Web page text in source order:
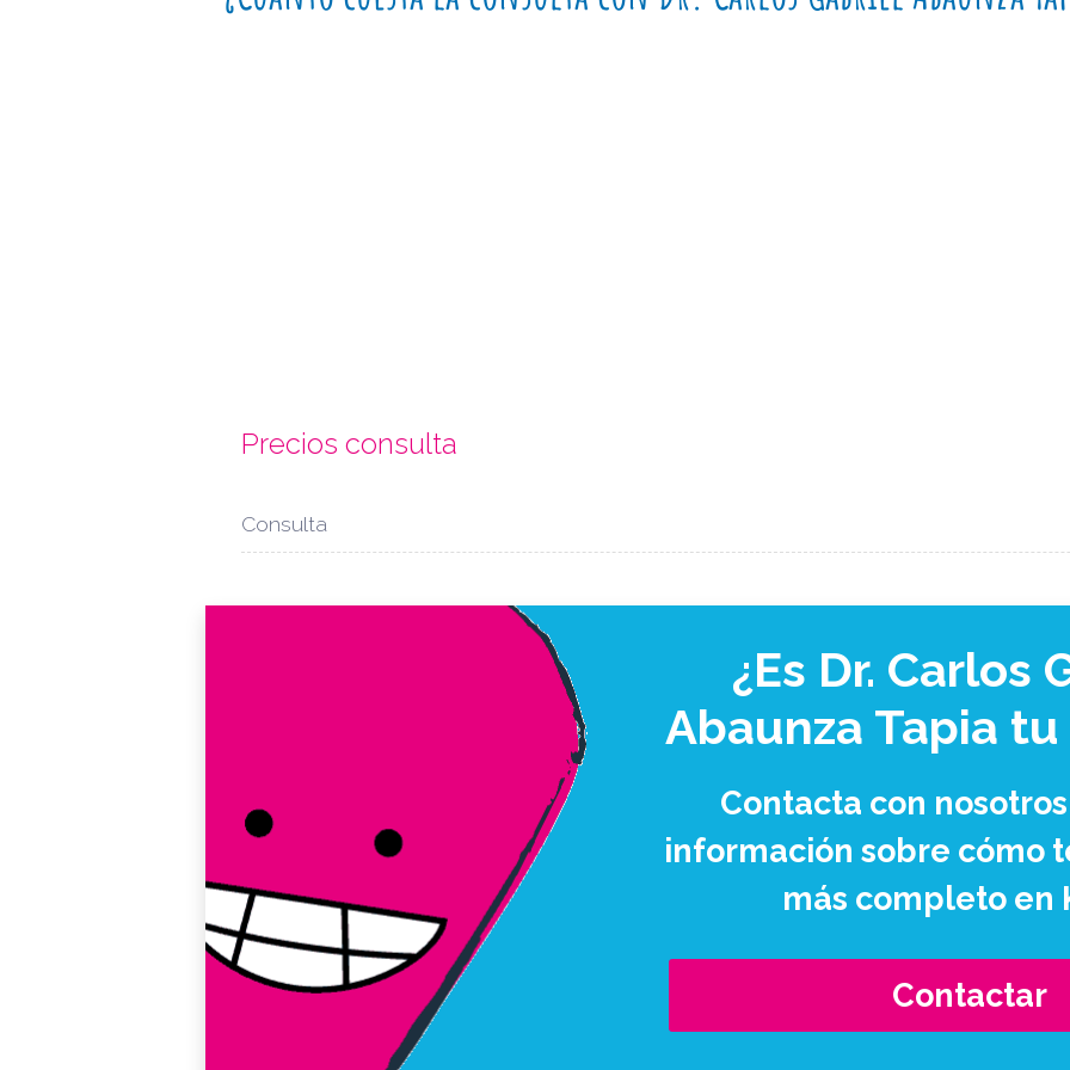
Precios consulta
Consulta
¿Es Dr. Carlos
Abaunza Tapia
Contacta con
información sobre cómo
más completo en
Contactar